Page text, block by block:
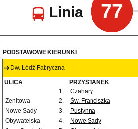
Linia 77
PODSTAWOWE KIERUNKI
Dw. Łódź Fabryczna
ULICA PRZYSTANEK
1.
Czahary
Zenitowa
2. Św. Franciszka
Nowe Sady
3.
Pustynna
Obywatelska
4. Nowe Sady